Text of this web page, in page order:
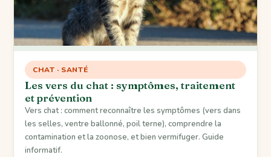
CHAT · SANTÉ
Les vers du chat : symptômes, traitement
et prévention
Vers chat : comment reconnaître les symptômes (vers dans
les selles, ventre ballonné, poil terne), comprendre la
contamination et la zoonose, et bien vermifuger. Guide
informatif.